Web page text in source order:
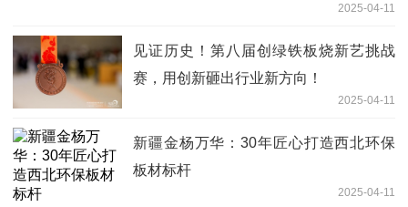
2025-04-11
见证历史！第八届创绿铁板烧新艺挑战
赛，用创新砸出行业新方向！
2025-04-11
新疆金杨万华：30年匠心打造西北环保
板材标杆
2025-04-11